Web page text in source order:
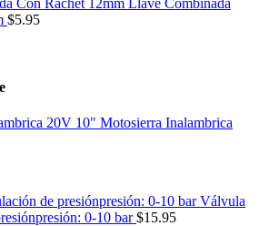
Llave Combinada
$5.95
Motosierra Inalambrica
Válvula
0-10 bar $15.95